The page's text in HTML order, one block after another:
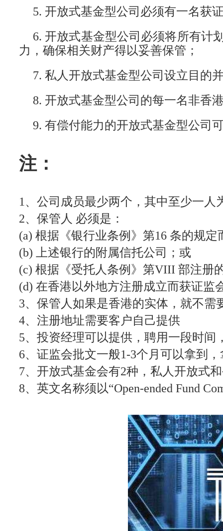
5. 开放式基金型公司必须有一名获
6. 开放式基金型公司必须将所有计
力，确保相关财产得以妥善保管；
7. 私人开放式基金型公司设立目的
8. 开放式基金型公司的每一名非香
9. 有偿付能力的开放式基金型公司
注：
1、公司成员最少两个，其中至少一
2、保管人 必须是：
(a) 根据《银行业条例》第16 条的规
(b) 上述银行的附属信托公司；或
(c) 根据《受托人条例》第VIII 部注册
(d) 在香港以外地方注册成立而获证监
3、保管人如果是香港的实体，就不需
4、注册地址需要客户自己提供
5、投资经理可以提供，聘用一段时间
6、证监会批文一般1-3个月可以拿到
7、开放式基金会有2种，私人开放式
8、英文名称须以“Open-ended Fund